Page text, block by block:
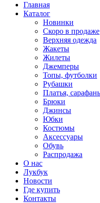
Главная
Каталог
Новинки
Скоро в продаже
Верхняя одежда
Жакеты
Жилеты
Джемперы
Топы, футболки
Рубашки
Платья,
Брюки
Джинсы
Юбки
Костюмы
Аксессуары
Обувь
Распродажа
О нас
Лукбук
Новости
Где купить
Контакты